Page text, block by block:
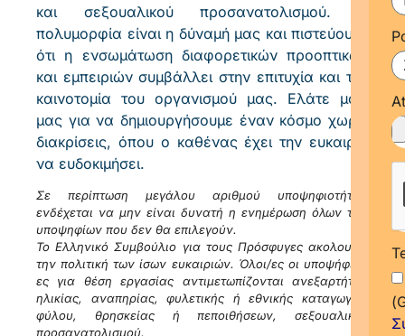
και σεξουαλικού προσανατολισμού. Η
πολυμορφία είναι η δύναμή μας και πιστεύουμε
ότι η ενσωμάτωση διαφορετικών προοπτικών
και εμπειριών συμβάλλει στην επιτυχία και την
καινοτομία του οργανισμού μας. Ελάτε μαζί
μας για να δημιουργήσουμε έναν κόσμο χωρίς
διακρίσεις, όπου ο καθένας έχει την ευκαιρία
να ευδοκιμήσει.
Σε περίπτωση μεγάλου αριθμού υποψηφιοτήτων
ενδέχεται να μην είναι δυνατή η ενημέρωση όλων των
υποψηφίων που δεν θα επιλεγούν.
Το Ελληνικό Συμβούλιο για τους Πρόσφυγες ακολουθεί
την πολιτική των ίσων ευκαιριών. Όλοι/ες οι υποψήφιοι/
ες για θέση εργασίας αντιμετωπίζονται ανεξαρτήτως
ηλικίας, αναπηρίας, φυλετικής ή εθνικής καταγωγής,
φύλου, θρησκείας ή πεποιθήσεων, σεξουαλικού
προσανατολισμού.